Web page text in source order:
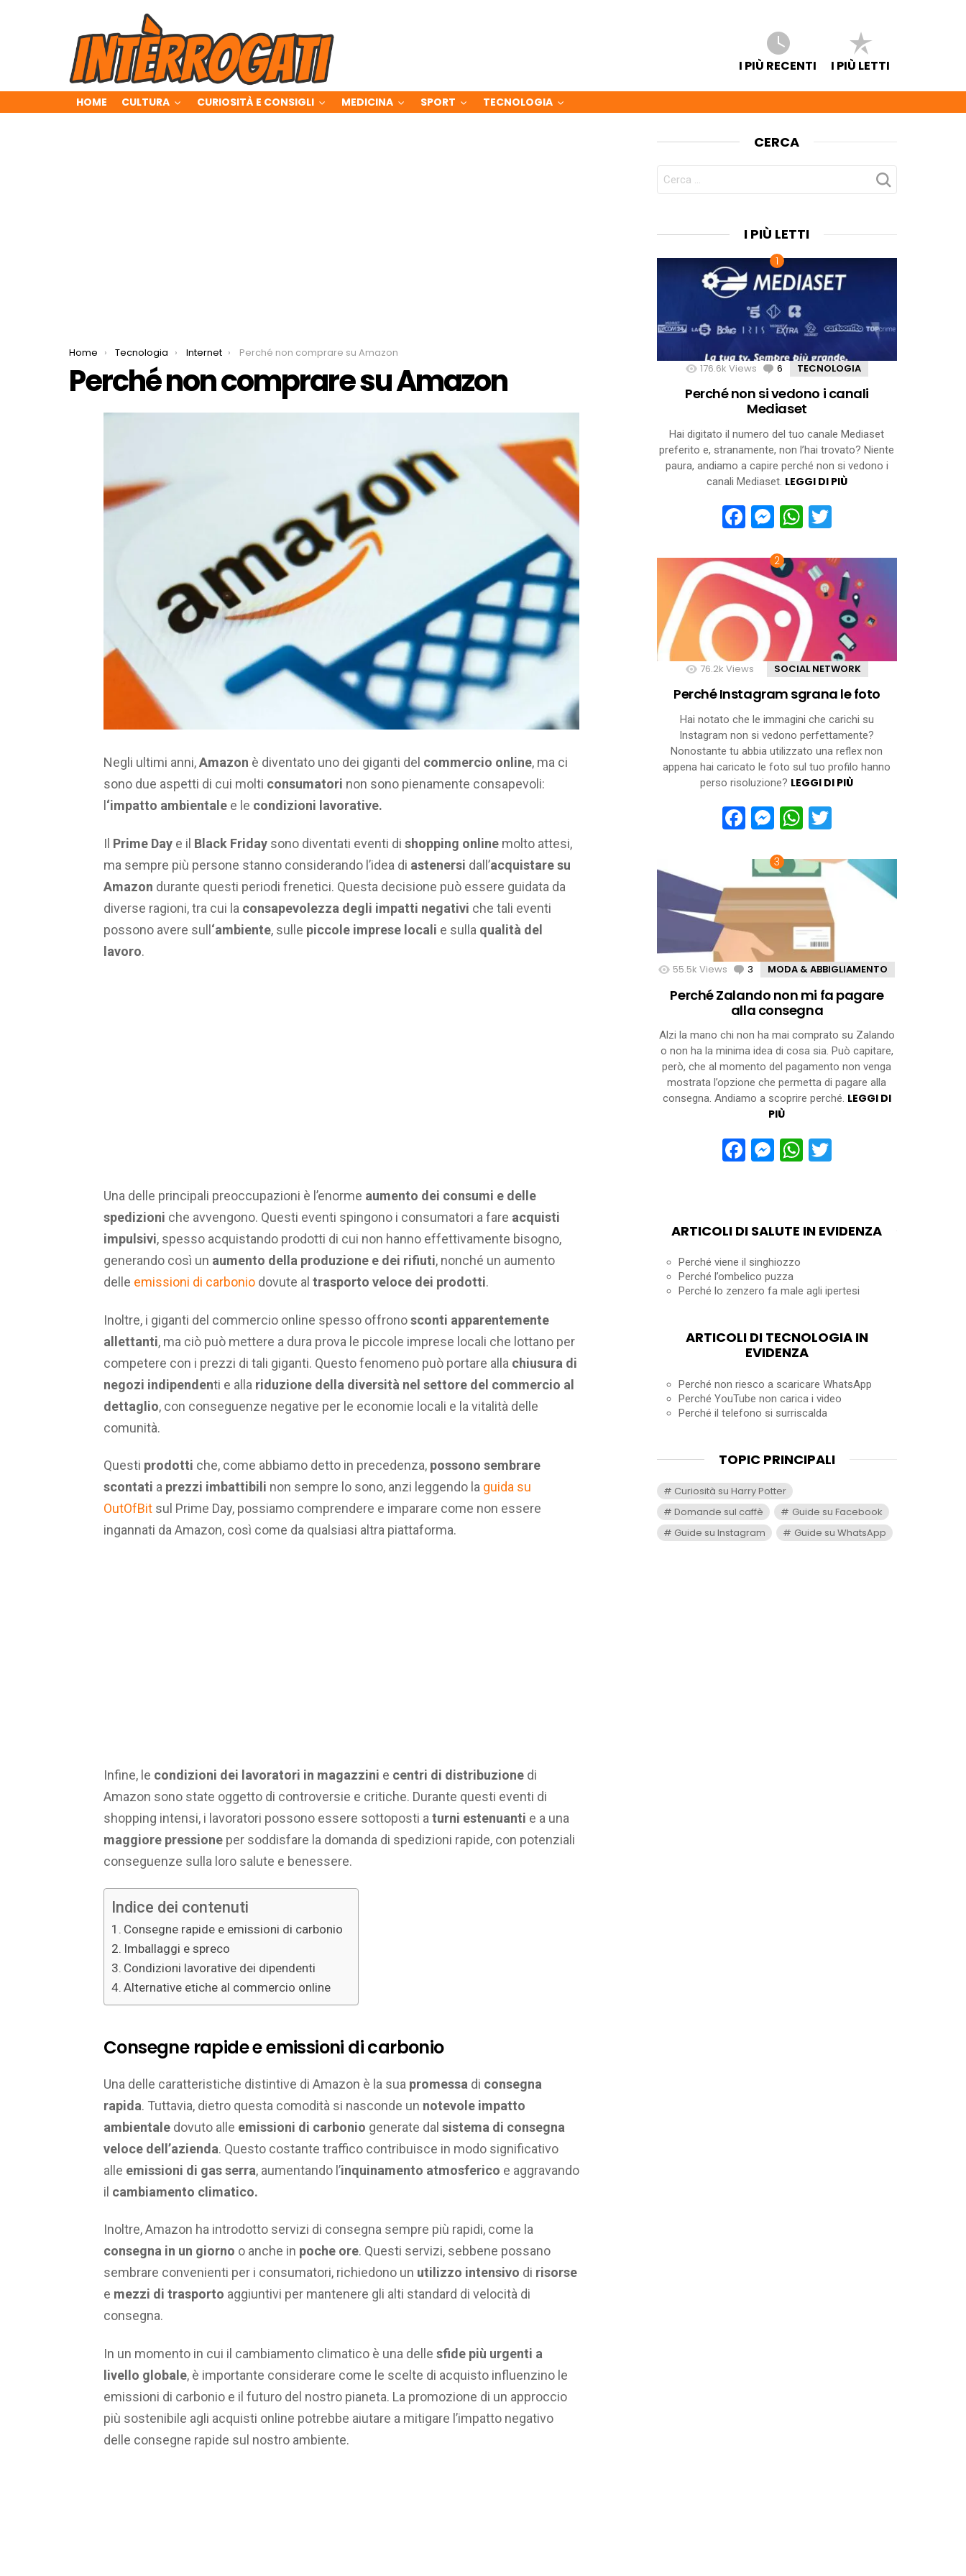
I PIÙ RECENTI I PIÙ LETTI
HOME CULTURA CURIOSITÀ E CONSIGLI MEDICINA SPORT TECNOLOGIA
You are here:
Home Tecnologia Internet Perché non comprare su Amazon
Perché non comprare su Amazon
Negli ultimi anni,Amazon è diventato uno dei giganti del commercio online, ma ci
sono due aspetti di cui molti consumatori non sono pienamente consapevoli:
‘impatto ambientale e le condizioni lavorative.
Il Prime Day e il Black Friday sono diventati eventi di shopping online molto attesi,
ma sempre più persone stanno considerando l’idea di astenersi dall’acquistare su
Amazon durante questi periodi frenetici. Questa decisione può essere guidata da
diverse ragioni, tra cui la consapevolezza degli impatti negativi che tali eventi
possono avere sull‘ambiente, sulle piccole imprese locali e sulla qualità del
lavoro.
Una delle principali preoccupazioni è l’enorme aumento dei consumi e delle
spedizioni che avvengono. Questi eventi spingono i consumatori a fare acquisti
impulsivi, spesso acquistando prodotti di cui non hanno effettivamente bisogno,
generando così un aumento della produzione e dei rifiuti, nonché un aumento
delle emissioni di carbonio dovute al trasporto veloce dei prodotti.
Inoltre, i giganti del commercio online spesso offronosconti apparentemente
allettanti, ma ciò può mettere a dura prova le piccole imprese locali che lottano per
competere con i prezzi di tali giganti. Questo fenomeno può portare alla chiusura di
negozi indipendenti e alla riduzione della diversità nel settore del commercio al
dettaglio, con conseguenze negative per le economie locali e la vitalità delle
comunità.
Questi prodotti che, come abbiamo detto in precedenza, possono sembrare
scontati a prezzi imbattibili non sempre lo sono, anzi leggendo la guida su
OutOfBit sul Prime Day, possiamo comprendere e imparare come non essere
ingannati da Amazon, così come da qualsiasi altra piattaforma.
Infine, le condizioni dei lavoratori in magazzini e centri di distribuzione di
Amazon sono state oggetto di controversie e critiche. Durante questi eventi di
shopping intensi, i lavoratori possono essere sottoposti a turni estenuanti e a una
maggiore pressione per soddisfare la domanda di spedizioni rapide, con potenziali
conseguenze sulla loro salute e benessere.
Indice dei contenuti
Consegne rapide e emissioni di carbonio
Imballaggi e spreco
Condizioni lavorative dei dipendenti
Alternative etiche al commercio online
Consegne rapide e emissioni di carbonio
Una delle caratteristiche distintive di Amazon è la sua promessa di consegna
rapida. Tuttavia, dietro questa comodità si nasconde un notevole impatto
ambientale dovuto alle emissioni di carbonio generate dal sistema di consegna
veloce dell’azienda. Questo costante traffico contribuisce in modo significativo
alle emissioni di gas serra, aumentando l’inquinamento atmosferico e aggravando
il cambiamento climatico.
Inoltre, Amazon ha introdotto servizi di consegna sempre più rapidi, come la
consegna in un giorno o anche in poche ore. Questi servizi, sebbene possano
sembrare convenienti per i consumatori, richiedono un utilizzo intensivo di risorse
e mezzi di trasporto aggiuntivi per mantenere gli alti standard di velocità di
consegna.
In un momento in cui il cambiamento climatico è una delle sfide più urgenti a
livello globale, è importante considerare come le scelte di acquisto influenzino le
emissioni di carbonio e il futuro del nostro pianeta. La promozione di un approccio
più sostenibile agli acquisti online potrebbe aiutare a mitigare l’impatto negativo
delle consegne rapide sul nostro ambiente.
CERCA
CERCA
PER:
I PIÙ LETTI
176.6k Views 6 Comments
TECNOLOGIA
Perché non si vedono i canali
Mediaset
Hai digitato il numero del tuo canale Mediaset
preferito e, stranamente, non l’hai trovato? Niente
paura, andiamo a capire perché non si vedono i
canali Mediaset. LEGGI DI PIÙ
Facebook
Messenger
WhatsApp
76.2k Views SOCIAL NETWORK
Perché Instagram sgrana le foto
Hai notato che le immagini che carichi su
Instagram non si vedono perfettamente?
Nonostante tu abbia utilizzato una reflex non
appena hai caricato le foto sul tuo profilo hanno
perso risoluzione? LEGGI DI PIÙ
Facebook
Messenger
WhatsApp
Twitter
55.5k Views 3 Comments
MODA & ABBIGLIAMENTO
Perché Zalando non mi fa pagare
alla consegna
Alzi la mano chi non ha mai comprato su Zalando
o non ha la minima idea di cosa sia. Può capitare,
però, che al momento del pagamento non venga
mostrata l’opzione che permetta di pagare alla
consegna. Andiamo a scoprire perché. LEGGI DI
PIÙ
Facebook
Messenger
WhatsApp
Twitter
ARTICOLI DI SALUTE IN EVIDENZA
Perché viene il singhiozzo
Perché l’ombelico puzza
Perché lo zenzero fa male agli ipertesi
ARTICOLI DI TECNOLOGIA IN
EVIDENZA
Perché non riesco a scaricare WhatsApp
Perché YouTube non carica i video
Perché il telefono si surriscalda
TOPIC PRINCIPALI
Curiosità su Harry Potter
Domande sul caffè
Guide su Facebook
Guide su Instagram
Guide su WhatsApp